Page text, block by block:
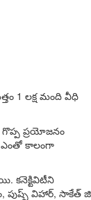
1 లక్ష మంది వీధి
గొప్ప ప్రయోజనం
ఎంతో కాలంగా
కనెక్టివిటీని
పుష్ప్ విహార్, సాకేత్